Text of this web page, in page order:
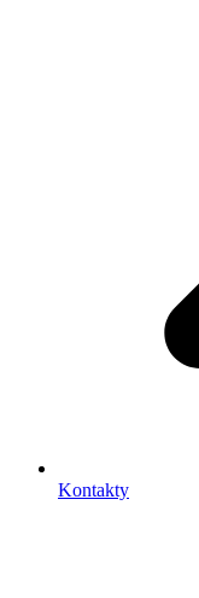
Kontakty